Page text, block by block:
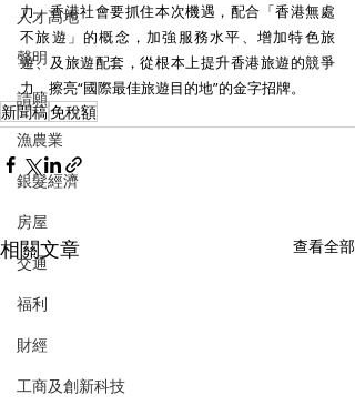
人才高地
聲明
請願
漁農業
銀髮經濟
房屋
交通
福利
財經
工商及創新科技
力。香港社會要抓住本次機遇，配合「香港無處
不旅遊」的概念，加強服務水平、增加特色旅
遊、及旅遊配套，從根本上提升香港旅遊的競爭
力，擦亮“國際最佳旅遊目的地”的金字招牌。
新聞稿免稅額
相關文章 查看全部